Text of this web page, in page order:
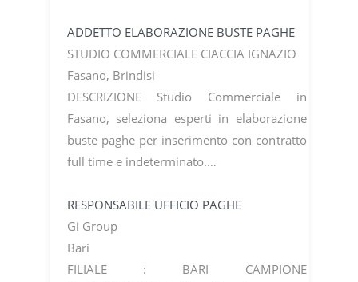
ADDETTO ELABORAZIONE BUSTE PAGHE
STUDIO COMMERCIALE CIACCIA IGNAZIO
Fasano, Brindisi
DESCRIZIONE Studio Commerciale in
Fasano, seleziona esperti in elaborazione
buste paghe per inserimento con contratto
full time e indeterminato.…
RESPONSABILE UFFICIO PAGHE
Gi Group
Bari
FILIALE : BARI CAMPIONE